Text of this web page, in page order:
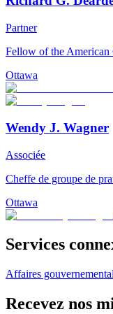
Partner
Fellow of the
Ottawa
Wendy J. Wagner
Associée
Cheffe de groupe de
Ottawa
Services
Affaires
Recevez nos